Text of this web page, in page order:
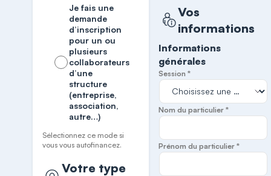
Je fais une
demande
d’inscription
pour un ou
plusieurs
collaborateurs
d’une
structure
(entreprise,
association,
autre…)
Sélectionnez ce mode si
vous vous autofinancez.
Votre type
Vos
informations
Informations
générales
Session *
Nom du particulier *
Prénom du particulier *